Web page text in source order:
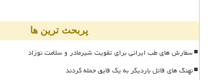
پربحث ترین ها
سفارش های طب ایرانی برای تقویت شیرمادر و سلامت نوزاد
نهنگ های قاتل باردیگر به یک قایق حمله کردند